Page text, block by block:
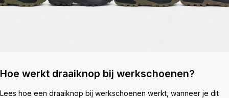
Hoe werkt draaiknop bij werkschoenen?
Lees hoe een draaiknop bij werkschoenen werkt, wanneer je dit